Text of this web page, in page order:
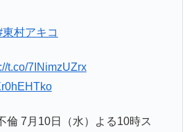
東村アキコ
t.co/7INimzUZrx
7月10日（水）よる10時ス